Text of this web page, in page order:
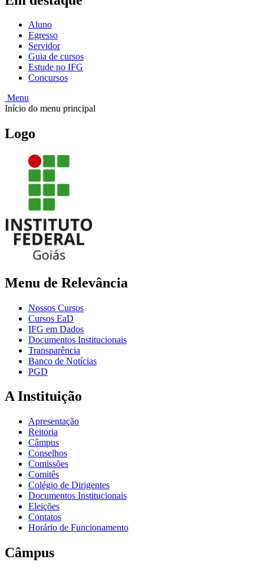
Aluno
Egresso
Servidor
Guia de cursos
Estude no IFG
Concursos
Menu
Início do menu principal
Logo
Menu de Relevância
Nossos Cursos
Cursos EaD
IFG em Dados
Documentos Institucionais
Transparência
Banco de Notícias
PGD
A Instituição
Apresentação
Reitoria
Câmpus
Conselhos
Comissões
Comitês
Colégio de Dirigentes
Documentos Institucionais
Eleições
Contatos
Horário de Funcionamento
Câmpus